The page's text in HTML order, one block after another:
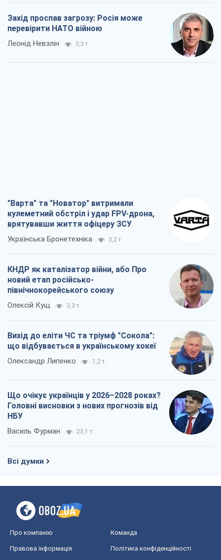
Захід проспав загрозу: Росія може
перевірити НАТО війною
Леонід Невзлін 3,3 т.
"Варта" та "Новатор" витримали
кулеметний обстріл і удар FPV-дрона,
врятувавши життя офіцеру ЗСУ
Українська Бронетехніка 3,2 т.
КНДР як каталізатор війни, або Про
новий етап російсько-
північнокорейського союзу
Олексій Кущ 3,3 т.
Вихід до еліти ЧС та тріумф "Сокола":
що відбувається в українському хокеї
Олександр Липенко 1,2 т.
Що очікує українців у 2026–2028 роках?
Головні висновки з нових прогнозів від
НБУ
Василь Фурман 23,1 т.
Всі думки
Про компанію Команда
Правова інформація Політика конфіденційності